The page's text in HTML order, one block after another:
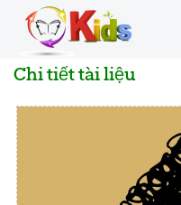
Chi tiết tài liệu